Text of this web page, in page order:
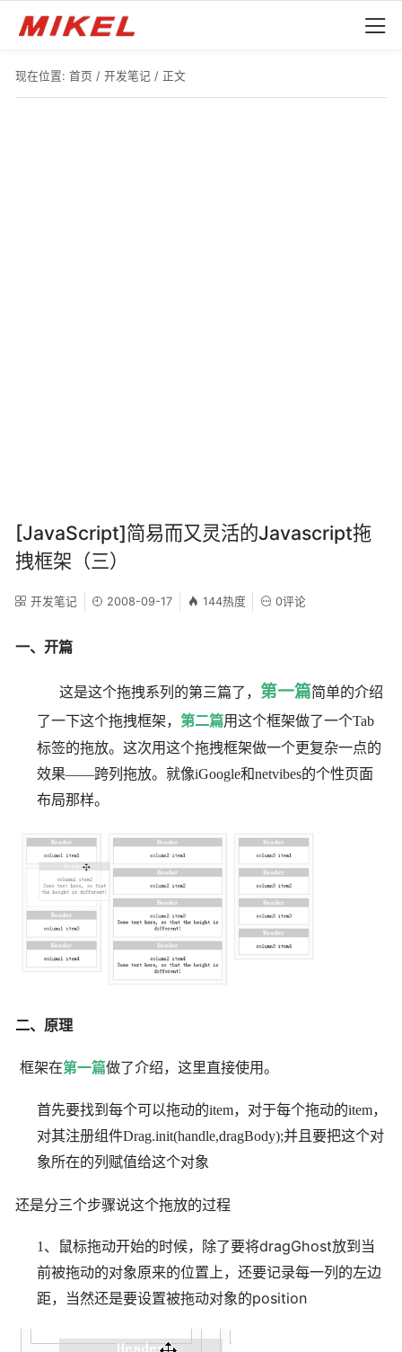
现在位置: 首页 / 开发笔记 / 正文
[JavaScript]简易而又灵活的Javascript拖
拽框架（三）
开发笔记 2008-09-17 144热度 0评论
一、开篇
这是这个拖拽系列的第三篇了， 第一篇简单的介绍
了一下这个拖拽框架， 第二篇用这个框架做了一个Tab
标签的拖放。这次用这个拖拽框架做一个更复杂一点的
效果——跨列拖放。就像iGoogle和netvibes的个性页面
布局那样。
二、原理
框架在第一篇做了介绍，这里直接使用。
首先要找到每个可以拖动的item，对于每个拖动的item，
对其注册组件Drag.init(handle,dragBody);并且要把这个对
象所在的列赋值给这个对象
还是分三个步骤说这个拖放的过程
1、鼠标拖动开始的时候， 除了要将dragGhost放到当
前被拖动的对象原来的位置上，还要记录每一列的左边
距，当然还是要设置被拖动对象的position